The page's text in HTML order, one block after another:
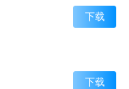
下载
下载